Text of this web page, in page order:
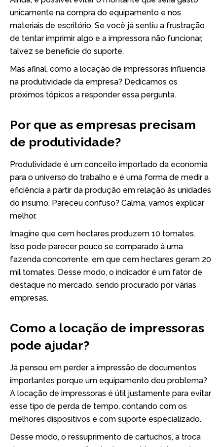
unicamente na compra do equipamento e nos
materiais de escritório. Se você já sentiu a frustração
de tentar imprimir algo e a impressora não funcionar,
talvez se beneficie do suporte.
Mas afinal, como a locação de impressoras influencia
na produtividade da empresa? Dedicamos os
próximos tópicos a responder essa pergunta.
Por que as empresas precisam
de produtividade?
Produtividade é um conceito importado da economia
para o universo do trabalho e é uma forma de medir a
eficiência a partir da produção em relação às unidades
do insumo. Pareceu confuso? Calma, vamos explicar
melhor.
Imagine que cem hectares produzem 10 tomates.
Isso pode parecer pouco se comparado à uma
fazenda concorrente, em que cem hectares geram 20
mil tomates. Desse modo, o indicador é um fator de
destaque no mercado, sendo procurado por várias
empresas.
Como a locação de impressoras
pode ajudar?
Já pensou em perder a impressão de documentos
importantes porque um equipamento deu problema?
A locação de impressoras é útil justamente para evitar
esse tipo de perda de tempo, contando com os
melhores dispositivos e com suporte especializado.
Desse modo, o ressuprimento de cartuchos, a troca